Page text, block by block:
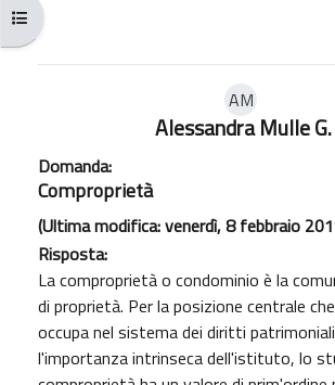
Apri indice del corso
AM
Alessandra Mulle G.
Domanda:
Comproprietà
(Ultima modifica: venerdì, 8 febbraio
Risposta:
La comproprietà o condominio è la
di proprietà. Per la posizione centrale
occupa nel sistema dei diritti
l'importanza intrinseca dell'istituto, lo